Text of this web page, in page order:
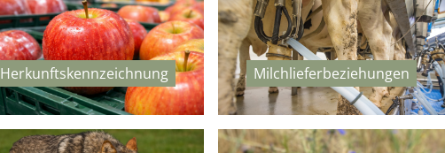
Herkunftskennzeichnung Milchlieferbeziehungen